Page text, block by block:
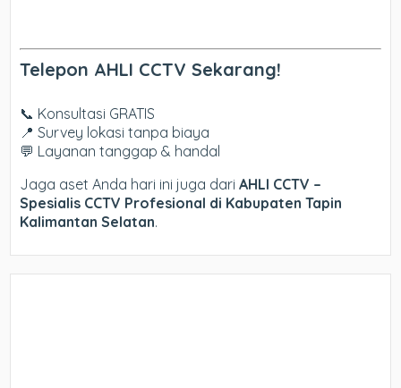
Telepon AHLI CCTV Sekarang!
📞 Konsultasi GRATIS
📍 Survey lokasi tanpa biaya
💬 Layanan tanggap & handal
Jaga aset Anda hari ini juga dariAHLI CCTV –
Spesialis CCTV Profesional di Kabupaten Tapin
Kalimantan Selatan.